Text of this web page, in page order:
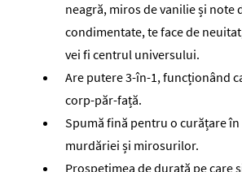
neagră, miros de vanilie și note
condimentate, te face de
vei fi centrul universului.
Are putere 3-în-1, funcționând
corp-păr-față.
Spumă fină pentru o curățare
murdăriei și mirosurilor.
Prospețimea de durată pe care